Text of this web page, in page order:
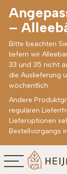
–
Bitte beachten
liefern wir
33 und 35 nicht
die Auslieferung
wöchentlich.
Andere
regulären
Lieferoptionen
Bestellvorgangs